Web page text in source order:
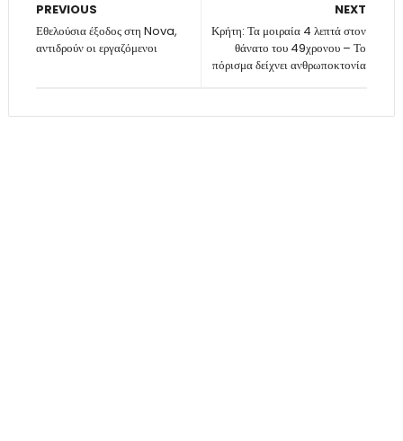
NEXT
Κρήτη: Τα μοιραία 4 λεπτά στον
θάνατο του 49χρονου – Το
πόρισμα δείχνει ανθρωποκτονία
PREVIOUS
Εθελούσια έξοδος στη Nova,
αντιδρούν οι εργαζόμενοι